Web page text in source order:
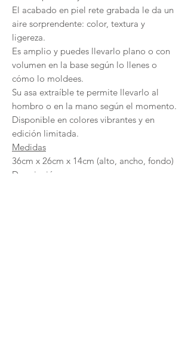
El acabado en piel rete grabada le da un
aire sorprendente: color, textura y
ligereza.
Es amplio y puedes llevarlo plano o con
volumen en la base según lo llenes o
cómo lo moldees.
Su asa extraíble te permite llevarlo al
hombro o en la mano según el momento.
Disponible en colores vibrantes y en
edición limitada.
Medidas
36cm x 26cm x 14cm (alto, ancho, fondo)
Descripción